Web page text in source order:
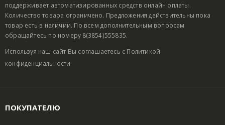
поддерживает автоматизированных средств онлайн оплаты.
Количество товара ограничено. Предложения действительны пока
товар есть в наличии. По всем дополнительным вопросам
обращайтесь по номеру 8(3854)555835.
Используя наш сайт Вы соглашаетесь с Политикой
конфиденциальности
ПОКУПАТЕЛЮ